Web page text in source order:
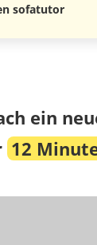
sofatutor
ein
12